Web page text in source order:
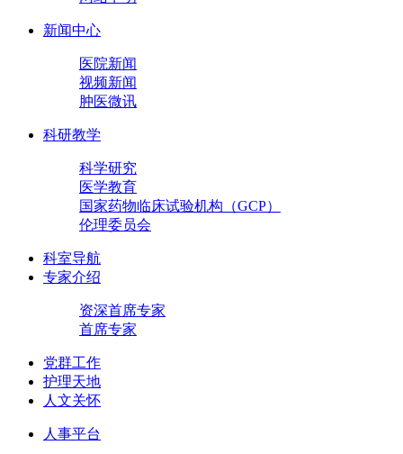
新闻中心
医院新闻
视频新闻
肿医微讯
科研教学
科学研究
医学教育
国家药物临床试验机构（GCP）
伦理委员会
科室导航
专家介绍
资深首席专家
首席专家
党群工作
护理天地
人文关怀
人事平台